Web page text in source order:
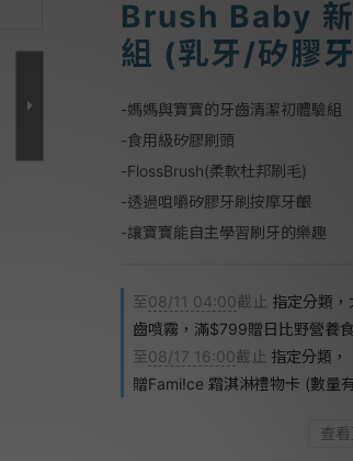
Brush Baby
組 (乳牙/矽膠
-媽媽與寶寶的牙齒清潔初體驗組
-食用級矽膠刷頭
-FlossBrush(柔軟杜邦刷毛)
-透過咀嚼矽膠牙刷按摩牙齦
-讓寶寶能自主學習刷牙的樂趣
至08/11 04:00截止 指定分類
齒噴霧，滿$799贈日比野營養
至08/17 16:00截止 指定分類
贈Fami!ce 霜淇淋禮物卡 (數量
查